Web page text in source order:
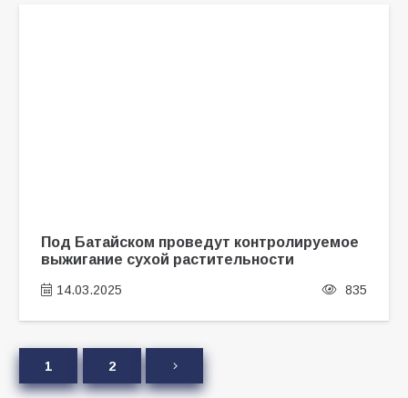
Под Батайском проведут контролируемое
выжигание сухой растительности
14.03.2025 835
1 2